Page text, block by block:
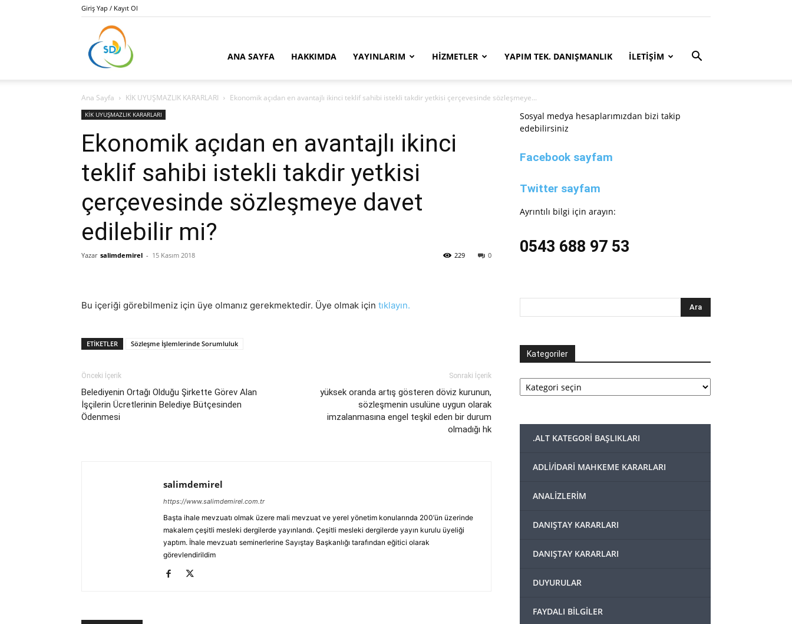
Giriş Yap / Kayıt Ol
İhale
Danışmanı
Salim
ANA SAYFA HAKKIMDA YAYINLARIM HİZMETLER YAPIM TEK. DANIŞMANLIK İLETİŞİM
Ana Sayfa KİK UYUŞMAZLIK KARARLARI Ekonomik açıdan en avantajlı ikinci teklif sahibi istekli takdir yetkisi çerçevesinde sözleşmeye...
KİK UYUŞMAZLIK KARARLARI
Ekonomik açıdan en avantajlı ikinci
teklif sahibi istekli takdir yetkisi
çerçevesinde sözleşmeye davet
edilebilir mi?
Yazar salimdemirel - 15 Kasım 2018 0
229
Bu içeriği görebilmeniz için üye olmanız gerekmektedir. Üye olmak için tıklayın.
ETIKETLER Sözleşme İşlemlerinde Sorumluluk
Önceki İçerik
Belediyenin Ortağı Olduğu Şirkette Görev Alan
İşçilerin Ücretlerinin Belediye Bütçesinden
Ödenmesi
Sonraki İçerik
yüksek oranda artış gösteren döviz kurunun,
sözleşmenin usulüne uygun olarak
imzalanmasına engel teşkil eden bir durum
olmadığı hk
salimdemirel
https://www.salimdemirel.com.tr
Başta ihale mevzuatı olmak üzere mali mevzuat ve yerel yönetim konularında 200’ün üzerinde
makalem çeşitli mesleki dergilerde yayınlandı. Çeşitli mesleki dergilerde yayın kurulu üyeliği
yaptım. İhale mevzuatı seminerlerine Sayıştay Başkanlığı tarafından eğitici olarak
görevlendirildim
Sosyal medya hesaplarımızdan bizi takip
edebilirsiniz
Facebook sayfam
Twitter sayfam
Ayrıntılı bilgi için arayın:
0543 688 97 53
Kategoriler
Kategoriler
.ALT KATEGORİ BAŞLIKLARI
ADLİ/İDARİ MAHKEME KARARLARI
ANALİZLERİM
DANIŞTAY KARARLARI
DANIŞTAY KARARLARI
DUYURULAR
FAYDALI BİLGİLER